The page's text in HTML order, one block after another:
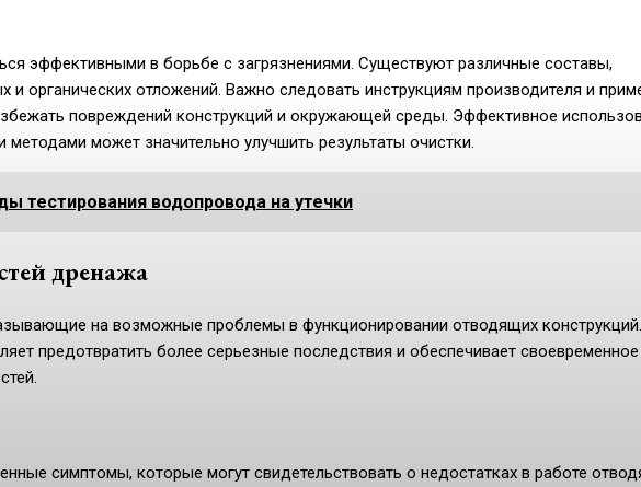
эффективными в борьбе с загрязнениями. Существуют различные составы,
органических отложений. Важно следовать инструкциям производителя и
повреждений конструкций и окружающей среды. Эффективное
может значительно улучшить результаты очистки.
тестирования водопровода на утечки
дренажа
на возможные проблемы в функционировании отводящих конструкций.
предотвратить более серьезные последствия и обеспечивает своевременное
симптомы, которые могут свидетельствовать о недостатках в работе